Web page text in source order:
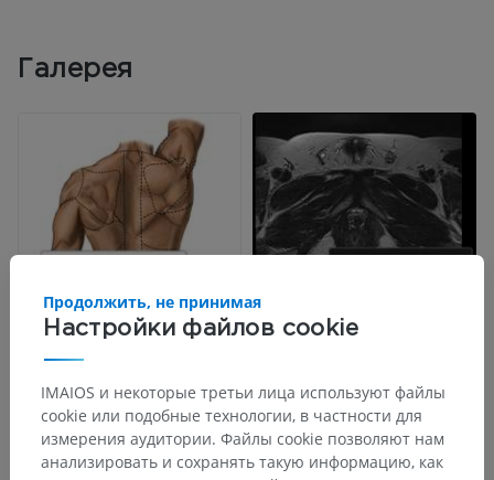
Галерея
Настройки файлов cookie
Продолжить, не принимая
IMAIOS и некоторые третьи лица используют файлы
cookie или подобные технологии, в частности для
измерения аудитории. Файлы cookie позволяют нам
анализировать и сохранять такую информацию, как